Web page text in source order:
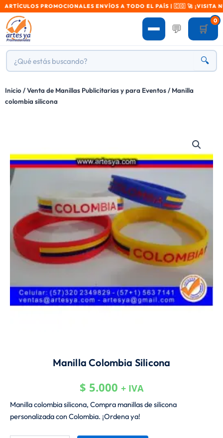
PROMOCIONALES ENVÍOS A TODO EL PAÍS | 🇨🇴 🚀 ¡VISITA
💬 🛒
0
🔍
Inicio/Venta de Manillas Publicitarias y para Eventos/ Manilla
colombia silicona
Manilla Colombia Silicona
$ 5.000 + IVA
Manilla colombia silicona, Compra manillas de silicona
personalizada con Colombia. ¡Ordena ya!